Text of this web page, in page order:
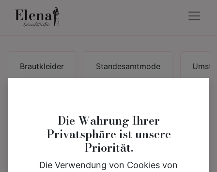
Brautkleider Standesamtmode
Curvy Brautkleider
Plus Size Traumkleider
für deinen großen Tag
Die Wahrung Ihrer
Privatsphäre ist unsere
Priorität.
Die Verwendung von Cookies von